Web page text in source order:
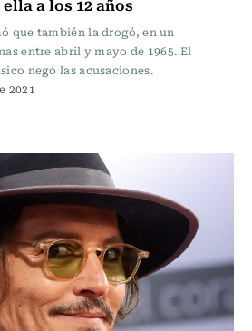
que también la drogó, en un
entre abril y mayo de 1965. El
negó las acusaciones.
2021